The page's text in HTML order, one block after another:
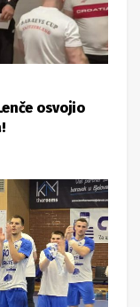
osvojio